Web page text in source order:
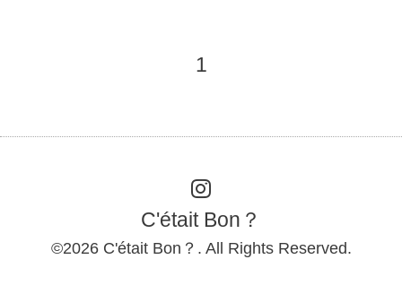
1
C'était Bon？
©2026 C'était Bon？ . All Rights Reserved.